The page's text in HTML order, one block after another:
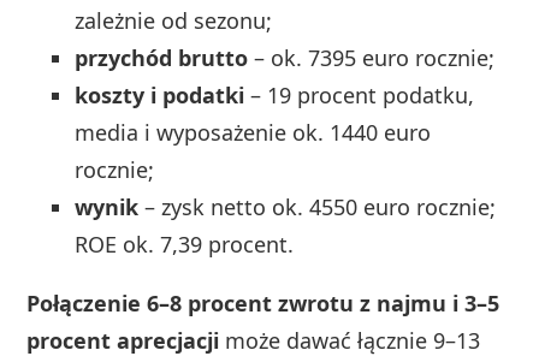
zależnie od sezonu;
przychód brutto – ok. 7395 euro rocznie;
koszty i podatki – 19 procent podatku,
media i wyposażenie ok. 1440 euro
rocznie;
wynik – zysk netto ok. 4550 euro rocznie;
ROE ok. 7,39 procent.
Połączenie 6–8 procent zwrotu z najmu i 3–5
procent aprecjacji może dawać łącznie 9–13